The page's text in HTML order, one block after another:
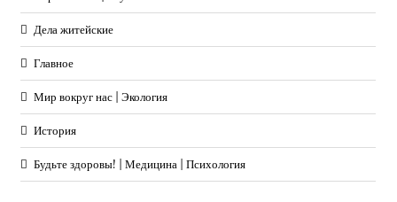
Дела житейские
Главное
Мир вокруг нас | Экология
История
Будьте здоровы! | Медицина | Психология